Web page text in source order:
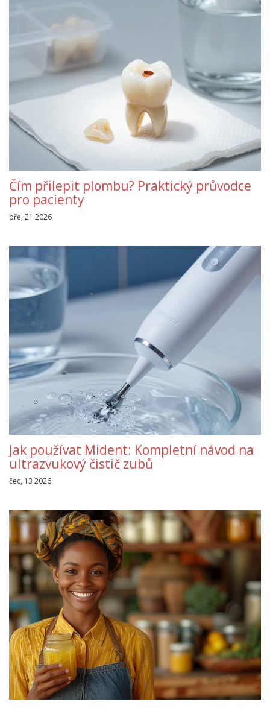
Čím přilepit plombu? Praktický průvodce
pro pacienty
bře, 21 2026
Jak používat Mident: Kompletní návod na
ultrazvukový čistič zubů
čec, 13 2026